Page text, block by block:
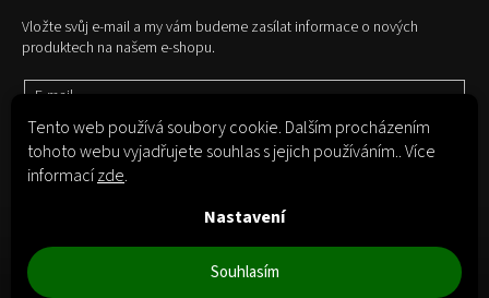
Tento web používá soubory cookie. Dalším procházením
tohoto webu vyjadřujete souhlas s jejich používáním.. Více
informacízde.
Nastavení
Souhlasím
Vložte svůj e-mail a my vám budeme zasílat informace o nových
produktech na našem e-shopu.
E-mail
Vložením e-mailu souhlasíte spodmínkami ochrany osobních údajů